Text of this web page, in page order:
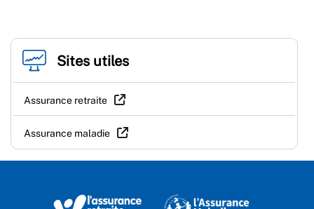
Sites utiles
Assurance retraite
Assurance maladie